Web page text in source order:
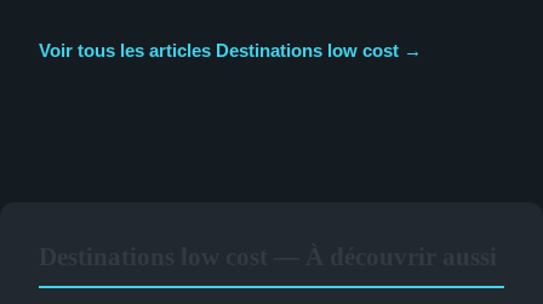
Voir tous les articles Destinations low cost →